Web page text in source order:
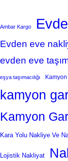
Ambar Kargo
Evden eve
evden eve
eşya taşımacılığı
kamyon
Kamyon
Kara Yolu Nakliye Ve
Lojistik Nakliyat